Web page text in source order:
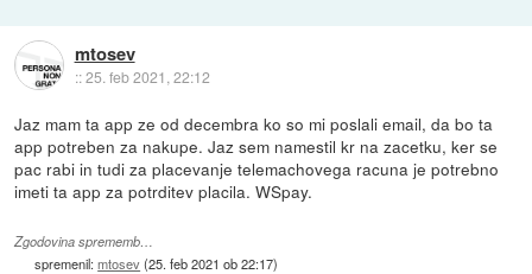
mtosev
::25. feb 2021, 22:12
Jaz mam ta app ze od decembra ko so mi poslali email, da bo ta
app potreben za nakupe. Jaz sem namestil kr na zacetku, ker se
pac rabi in tudi za placevanje telemachovega racuna je potrebno
imeti ta app za potrditev placila. WSpay.
Zgodovina sprememb…
spremenil:mtosev(25. feb 2021 ob 22:17)